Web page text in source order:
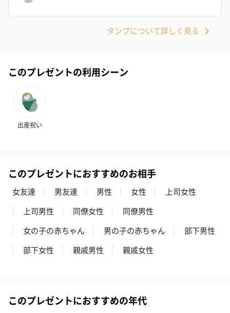
タンプについて詳しく見る
このプレゼントの利用シーン
出産祝い
このプレゼントにおすすめのお相手
女友達 男友達 男性 女性
上司女性
上司男性
同僚女性
同僚男性
女の子の赤ちゃん
男の子の赤ちゃん
部下男性
部下女性
親戚男性 親戚女性
このプレゼントにおすすめの年代